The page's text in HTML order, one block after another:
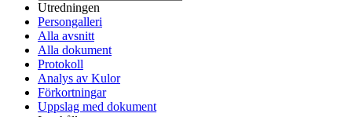
Utredningen
Persongalleri
Alla avsnitt
Alla dokument
Protokoll
Analys av Kulor
Förkortningar
Uppslag med dokument